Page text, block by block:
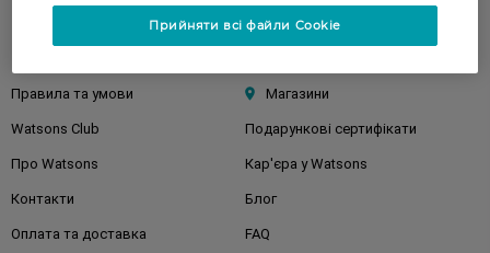
Правила та умови Магазини
Watsons Club Подарункові сертифікати
Про Watsons Кар'єра у Watsons
Контакти Блог
Оплата та доставка FAQ
Прийняти всі файли Cookie